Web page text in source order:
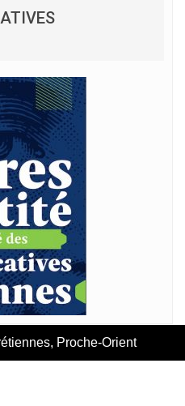
Proche-Orient